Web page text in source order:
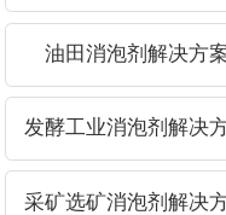
油田消泡剂解决方
发酵工业消泡剂解决
采矿选矿消泡剂解决